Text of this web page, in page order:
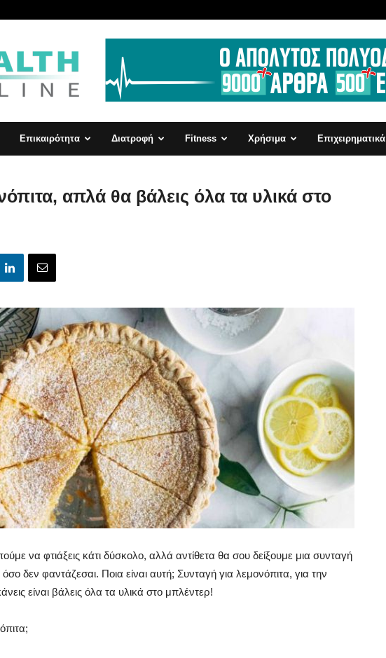
Επικαιρότητα Διατροφή Fitness Χρήσιμα Επιχειρηματικά
απλά θα βάλεις όλα τα υλικά στο
να φτιάξεις κάτι δύσκολο, αλλά αντίθετα θα σου δείξουμε μια συνταγή
δεν φαντάζεσαι. Ποια είναι αυτή; Συνταγή για λεμονόπιτα, για την
είναι βάλεις όλα τα υλικά στο μπλέντερ!